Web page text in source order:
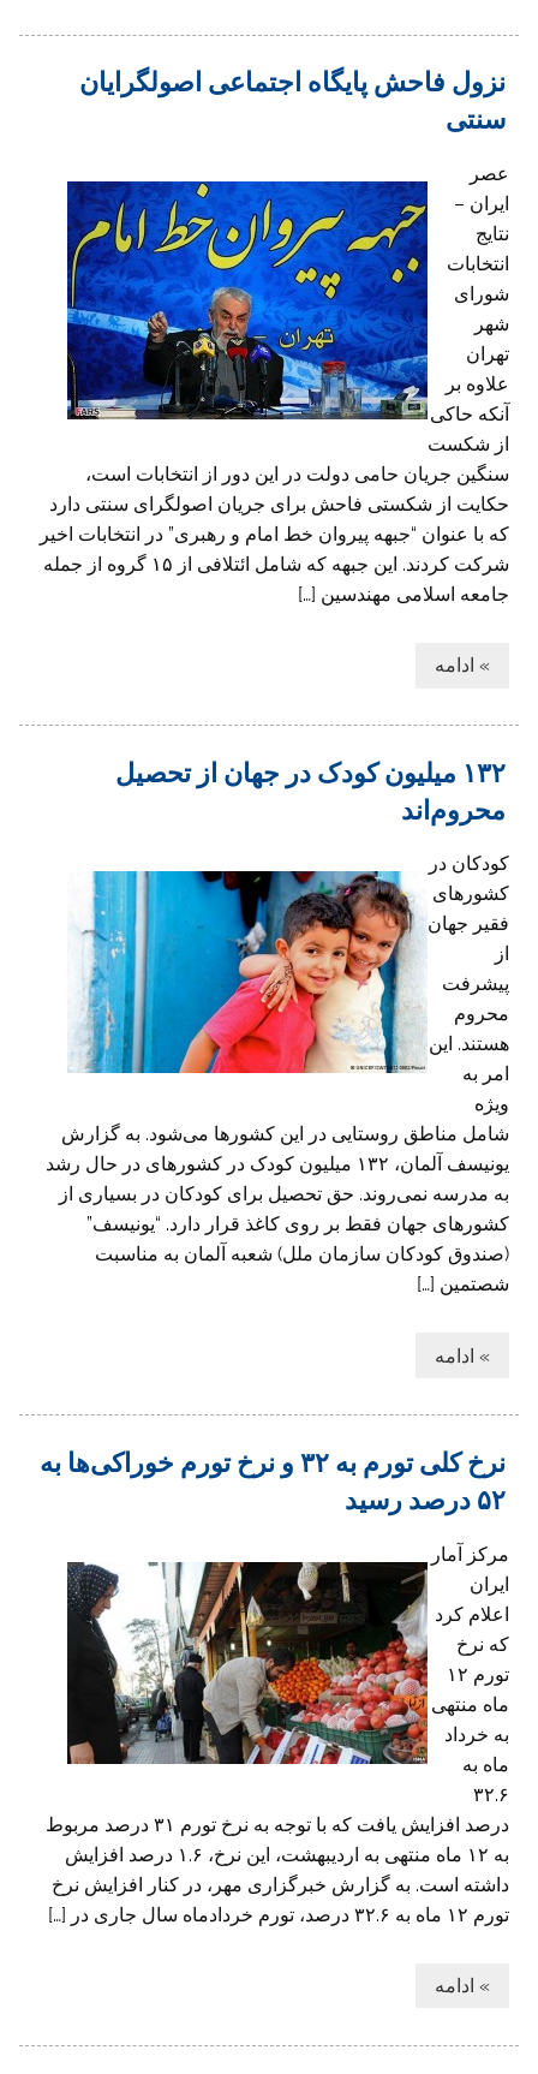
نزول فاحش پایگاه اجتماعی اصولگرایان
سنتی
عصر
ایران –
نتایج
انتخابات
شورای
شهر
تهران
علاوه بر
آنکه حاکی
از شکست
سنگین جریان حامی دولت در این دور از انتخابات است،
حکایت از شکستی فاحش برای جریان اصولگرای سنتی دارد
که با عنوان “جبهه پیروان خط امام و رهبری” در انتخابات اخیر
شرکت کردند. این جبهه که شامل ائتلافی از ۱۵ گروه از جمله
جامعه اسلامی مهندسین […]
» ادامه
۱۳۲ میلیون کودک در جهان از تحصیل
محروم‌اند
کودکان در
کشورهای
فقیر جهان
از
پیشرفت
محروم
هستند. این
امر به
ویژه
شامل مناطق روستایی در این کشورها می‌شود. به گزارش
یونیسف آلمان، ۱۳۲ میلیون کودک در کشورهای در حال رشد
به مدرسه نمی‌روند. حق تحصیل برای کودکان در بسیاری از
کشورهای جهان فقط بر روی کاغذ قرار دارد. “یونیسف”
(صندوق کودکان سازمان ملل) شعبه آلمان به مناسبت
شصتمین […]
» ادامه
نرخ کلی تورم به ۳۲ و نرخ تورم خوراکی‌ها به
۵۲ درصد رسید
مرکز آمار
ایران
اعلام کرد
که نرخ
تورم ۱۲
ماه منتهی
به خرداد
ماه به
۳۲.۶
درصد افزایش یافت که با توجه به نرخ تورم ۳۱ درصد مربوط
به ۱۲ ماه منتهی به اردیبهشت، این نرخ، ۱.۶ درصد افزایش
داشته است. به گزارش خبرگزاری مهر، در کنار افزایش نرخ
تورم ۱۲ ماه به ۳۲.۶ درصد، تورم خردادماه سال جاری در […]
» ادامه